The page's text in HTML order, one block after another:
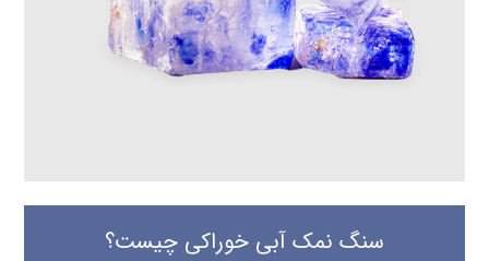
سنگ نمک آبی خوراکی چیست؟